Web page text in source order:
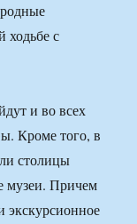
ходьбе с
и во всех
Кроме того, в
столицы
музеи. Причем
экскурсионное